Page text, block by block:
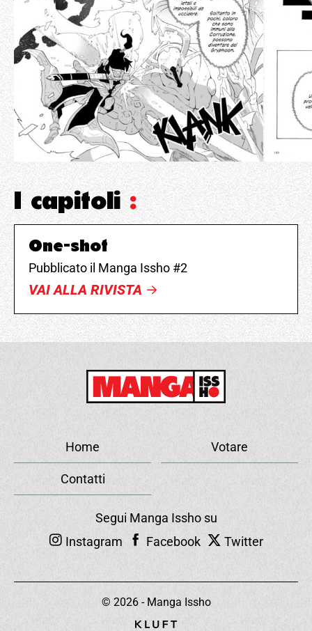
I capitoli:
One-shot
Pubblicato il Manga Issho #2
VAI ALLA RIVISTA
Home Votare
Contatti
Segui Manga Issho su
Instagram
Facebook Twitter
© 2026 - Manga Issho